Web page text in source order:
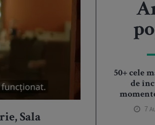
Sala
50+ cele
de
7